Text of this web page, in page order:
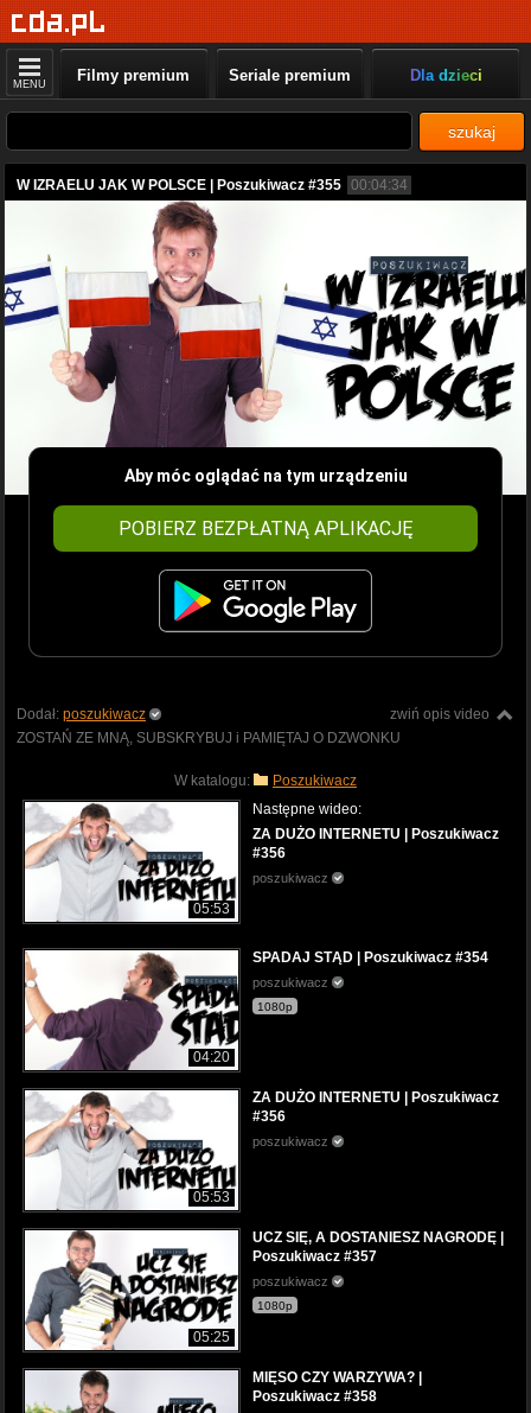
MENU Filmy premium Seriale premium Dla dzieci
szukaj
W IZRAELU JAK W POLSCE | Poszukiwacz #355 00:04:34
Aby móc oglądać na tym urządzeniu
POBIERZ BEZPŁATNĄ APLIKACJĘ
zwiń opis video
Dodał: poszukiwacz
ZOSTAŃ ZE MNĄ, SUBSKRYBUJ i PAMIĘTAJ O DZWONKU
W katalogu: Poszukiwacz
05:53
Następne wideo:
ZA DUŻO INTERNETU | Poszukiwacz
#356
poszukiwacz
04:20
SPADAJ STĄD | Poszukiwacz #354
poszukiwacz
1080p
05:53
ZA DUŻO INTERNETU | Poszukiwacz
#356
poszukiwacz
05:25
UCZ SIĘ, A DOSTANIESZ NAGRODĘ |
Poszukiwacz #357
poszukiwacz
1080p
MIĘSO CZY WARZYWA? |
Poszukiwacz #358